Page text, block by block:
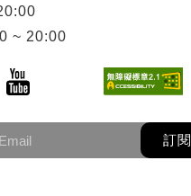
~ 20:00
)
視窗)另開新視窗)
YouTube(另開新視窗)
訂閱